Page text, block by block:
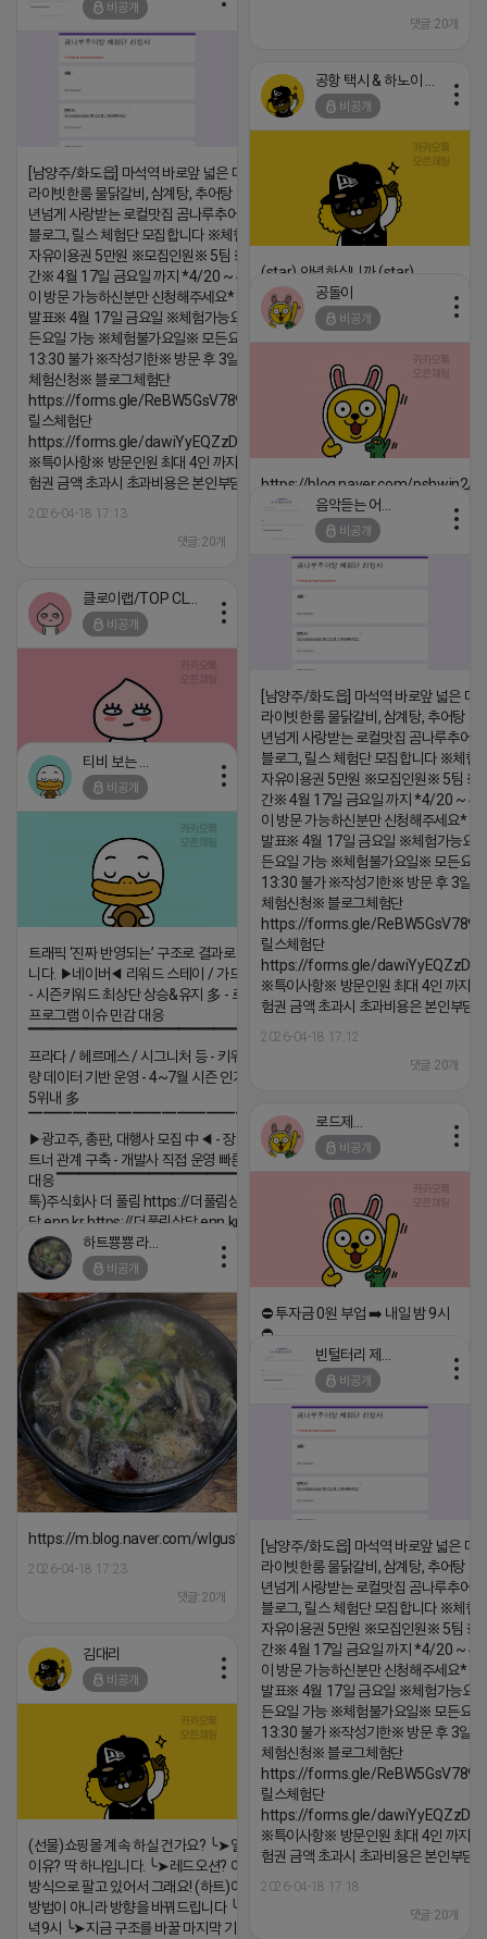
댓글:20개
비공개
[남양주/화도읍] 마석역 바로앞 넓은 매장과, 프
라이빗한룸 물닭갈비, 삼계탕, 추어탕 맛집 10
년넘게 사랑받는 로컬맛집 곰나루추어탕에서
블로그, 릴스 체험단 모집합니다 ※체험메뉴※
자유이용권 5만원 ※모집인원※ 5팀 ※모집기
간※ 4월 17일 금요일 까지 *4/20 ~ 4/26 사
이 방문 가능하신분만 신청해주세요* ※체험단
발표※ 4월 17일 금요일 ※체험가능요일※ 모
든요일 가능 ※체험불가요일※ 모든요일 12 ~
13:30 불가 ※작성기한※ 방문 후 3일 이내 ※
체험신청※ 블로그체험단
https://forms.gle/ReBW5GsV789ur2Pz6
릴스체험단
https://forms.gle/dawiYyEQZzDdqf8W8
※특이사항※ 방문인원 최대 4인 까지 가능 체
험권 금액 초과시 초과비용은 본인부담입니다.
2026-04-18 17:13
댓글:20개
비공개
(star) 안녕하십니까 (star)
2026-04-18 17:12
공돌이
비공개
https://blog.naver.com/pshwin2/
2026-04-18 17:12
비공개
[남양주/화도읍] 마석역 바로앞 넓은 매
라이빗한룸 물닭갈비, 삼계탕, 추어탕 맛
년넘게 사랑받는 로컬맛집 곰나루추어
블로그, 릴스 체험단 모집합니다 ※체험
자유이용권 5만원 ※모집인원※ 5팀 ※
간※ 4월 17일 금요일 까지 *4/20 ~ 4/
이 방문 가능하신분만 신청해주세요* ※
발표※ 4월 17일 금요일 ※체험가능요
든요일 가능 ※체험불가요일※ 모든요
13:30 불가 ※작성기한※ 방문 후 3일
체험신청※ 블로그체험단
https://forms.gle/
릴스체험단
https://forms.gle/
※특이사항※ 방문인원 최대 4인 까지
험권 금액 초과시 초과비용은 본인부담
2026-04-18 17:12
댓글:20개
비공개
2026-04-18 17:05
비공개
트래픽 ‘진짜 반영되는’ 구조로 결과로 보여드립
니다. ▶네이버◀ 리워드 스테이 / 가드 / 자몽 등
- 시즌키워드 최상단 상승&유지 多 - 로직변화,
프로그램 이슈 민감 대응
▔▔▔▔▔▔▔▔▔▔▔▔▔▔▔▔▔▔ ▶쿠팡◀
프라다 / 헤르메스 / 시그니처 등 - 키워드 검색
량 데이터 기반 운영 - 4~7월 시즌 인기 키워드
5위내 多
▔▔▔▔▔▔▔▔▔▔▔▔▔▔▔▔▔▔
▶광고주, 총판, 대행사 모집 中◀ - 장기 협업 파
트너 관계 구축 - 개발사 직접 운영 빠른 피드백
대응 ▔▔▔▔▔▔▔▔▔▔▔▔▔▔▔▔▔▔ (카
톡)주식회사 더 풀림 https://더풀림상
담.enn.kr https://더풀림상담.enn.kr
2026-04-18 17:26
비공개
⛔️ 투자금 0원 부업 ➡️ 내일 밤 9시
⛔️
2026-04-18 17:23
하트뿅뿅 라이언
비공개
https://m.blog.naver.com/wlgus1647/224253846149
2026-04-18 17:23
댓글:20개
비공개
[남양주/화도읍] 마석역 바로앞 넓은 매
라이빗한룸 물닭갈비, 삼계탕, 추어탕 맛
년넘게 사랑받는 로컬맛집 곰나루추어
블로그, 릴스 체험단 모집합니다 ※체험
자유이용권 5만원 ※모집인원※ 5팀 ※
간※ 4월 17일 금요일 까지 *4/20 ~ 4/
이 방문 가능하신분만 신청해주세요* ※
발표※ 4월 17일 금요일 ※체험가능요
든요일 가능 ※체험불가요일※ 모든요
13:30 불가 ※작성기한※ 방문 후 3일
체험신청※ 블로그체험단
https://forms.gle/
릴스체험단
https://forms.gle/
※특이사항※ 방문인원 최대 4인 까지
험권 금액 초과시 초과비용은 본인부담
2026-04-18 17:18
댓글:20개
김대리
비공개
(선물)쇼핑몰 계속 하실 건가요? ╰➤열심히 해도 안되는
이유? 딱 하나입니다. ╰➤레드오션? 아니요! ╰➤모두 같은
방식으로 팔고 있어서 그래요! (하트)이번엔 다릅니다. ╰➤
방법이 아니라 방향을 바꿔드립니다 ╰➤4월 21일(화) 저
녁9시 ╰➤지금 구조를 바꿀 마지막 기회